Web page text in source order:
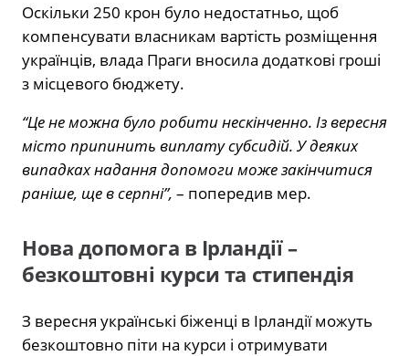
Оскільки 250 крон було недостатньо, щоб
компенсувати власникам вартість розміщення
українців, влада Праги вносила додаткові гроші
з місцевого бюджету.
“Це не можна було робити нескінченно. Із вересня
місто припинить виплату субсидій. У деяких
випадках надання допомоги може закінчитися
раніше, ще в серпні”, – попередив мер.
Нова допомога в Ірландії –
безкоштовні курси та стипендія
З вересня українські біженці в Ірландії можуть
безкоштовно піти на курси і отримувати